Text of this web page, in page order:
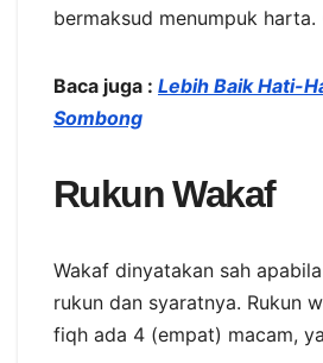
bermaksud menumpuk harta.
Baca juga : Lebih Baik Hati-
Sombong
Rukun Wakaf
Wakaf dinyatakan sah
rukun dan syaratnya. Rukun
fiqh ada 4 (empat) macam,